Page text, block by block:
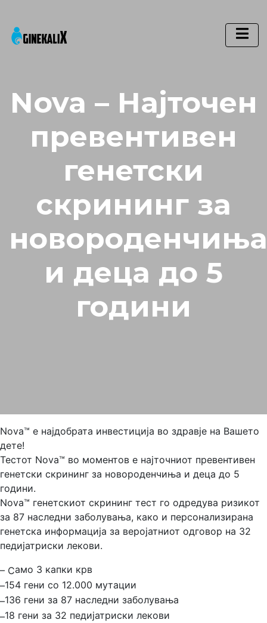
Main Navigation
Nova – Најточен
превентивен
генетски
скрининг за
новороденчиња
и деца до 5
години
Nova™ е најдобрата инвестиција во здравје на Вашето
дете!
Тестот Nova™ во моментов е најточниот превентивен
генетски скрининг за новороденчиња и деца до 5
години.
Nova™ генетскиот скрининг тест го одредува ризикот
за 87 наследни заболувања, како и персонализирана
генетска информација за веројатниот одговор на 32
педијатриски лекови.
– Само 3 капки крв
–154 гени со 12.000 мутации
–136 гени за 87 наследни заболувања
–18 гени за 32 педијатриски лекови